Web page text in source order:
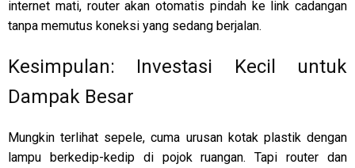
internet mati, router akan otomatis pindah ke link cadangan
tanpa memutus koneksi yang sedang berjalan.
Kesimpulan: Investasi Kecil untuk
Dampak Besar
Mungkin terlihat sepele, cuma urusan kotak plastik dengan
lampu berkedip-kedip di pojok ruangan. Tapi router dan